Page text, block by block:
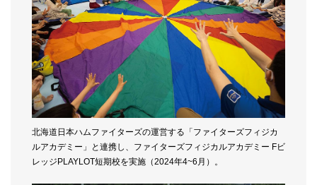
北海道日本ハムファイターズの運営する「ファイターズフィジカ
ルアカデミー」と連携し、ファイターズフィジカルアカデミー Fビ
レッジPLAYLOT短期校を実施（2024年4~6月）。